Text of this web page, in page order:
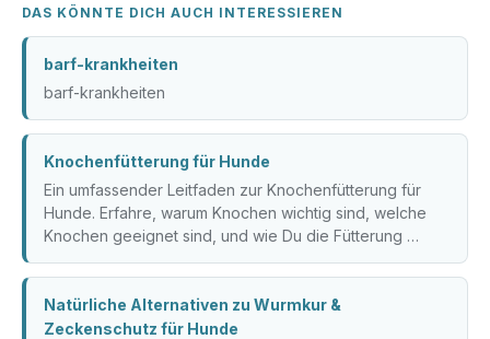
DAS KÖNNTE DICH AUCH INTERESSIEREN
barf-krankheiten
barf-krankheiten
Knochenfütterung für Hunde
Ein umfassender Leitfaden zur Knochenfütterung für
Hunde. Erfahre, warum Knochen wichtig sind, welche
Knochen geeignet sind, und wie Du die Fütterung …
Natürliche Alternativen zu Wurmkur &
Zeckenschutz für Hunde